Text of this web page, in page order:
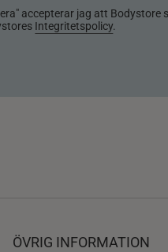
accepterar jag att Bodystore
Integritetspolicy.
ÖVRIG INFORMATION